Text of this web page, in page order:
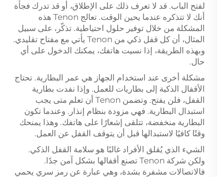
لفتح الباب. قد لا تعرف ذلك على الإطلاق، أو قد تدرك فجأة
أنك لا تتذكره عندما يحين الوقت. تعالج Tenon هذه
المشكلة من خلال توفير حلول احتياطية. تذكّر، على سبيل
المثال، أن كل قفل ذكي من Tenon يأتي مع مفتاح تقليدي.
وبهذه الطريقة، إذا نسيت هاتفك، يمكنك الدخول على أي
حال.
مشكلة أخرى عند استخدام الجهاز هي عمر البطارية. تحتاج
الأقفال الذكية إلى بطاريات للعمل. وإذا نفدت بطارية
القفل، فلن يفتح. وتضمن Tenon أن تعلم متى يجب
استبدال البطارية. فهي مزودة بنظام إنذار. وعندما تكون
البطارية منخفضة، تتلقى إشعارًا على هاتفك. وهذا يمنحك
وقتًا كافيًا لاستبدالها قبل أن يتوقف القفل عن العمل.
الشيء الذي يُقلق الأفراد غالبًا هو سلامة القفل الذكي.
ولكن شركة Tenon تصنع أقفالها بشكل آمن جدًا.
فالاتصالات مشفرة بشدة، وهي عبارة عن رمز سري يحمي